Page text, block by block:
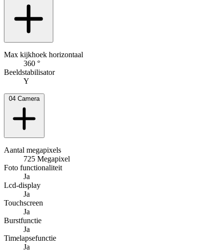
Max kijkhoek horizontaal
360 °
Beeldstabilisator
Y
04 Camera
Aantal megapixels
725 Megapixel
Foto functionaliteit
Ja
Lcd-display
Ja
Touchscreen
Ja
Burstfunctie
Ja
Timelapsefunctie
Ja